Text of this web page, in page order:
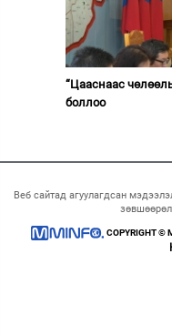
“Цааснаас
боллоо
Веб сайтад агуулагдсан
COPYRIGHT ©